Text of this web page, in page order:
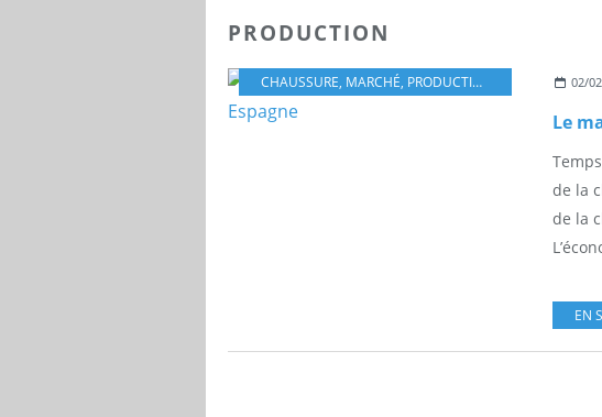
PRODUCTION
CHAUSSURE, MARCHÉ, PRODUCTION ESPAGNE,CUIR,
02/
de la
de la
EN